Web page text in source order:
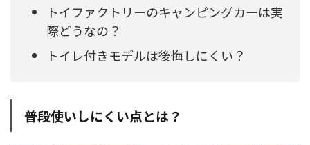
トイファクトリーのキャンピングカーは実
際どうなの？
トイレ付きモデルは後悔しにくい？
普段使いしにくい点とは？